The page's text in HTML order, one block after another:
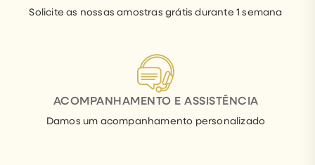
Solicite as nossas amostras grátis durante 1 semana
ACOMPANHAMENTO E ASSISTÊNCIA
Damos um acompanhamento personalizado